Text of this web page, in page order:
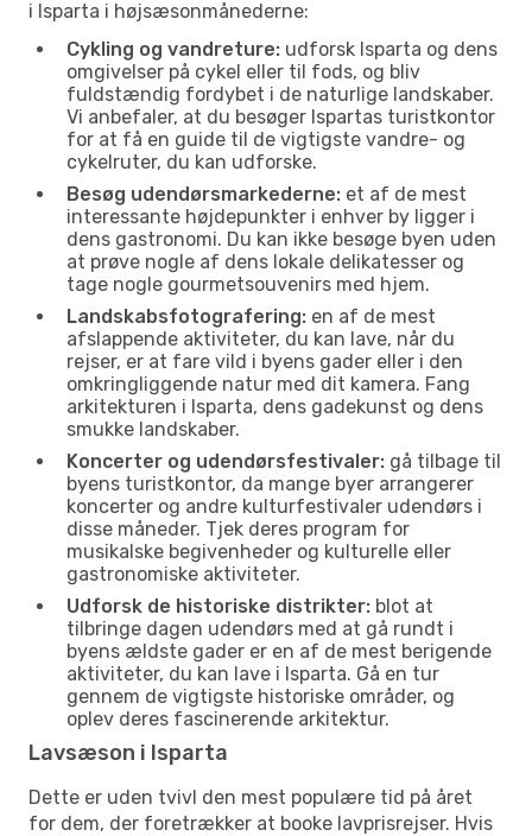
i Isparta i højsæsonmånederne:
Cykling og vandreture: udforsk Isparta og dens
omgivelser på cykel eller til fods, og bliv
fuldstændig fordybet i de naturlige landskaber.
Vi anbefaler, at du besøger Ispartas turistkontor
for at få en guide til de vigtigste vandre- og
cykelruter, du kan udforske.
Besøg udendørsmarkederne: et af de mest
interessante højdepunkter i enhver by ligger i
dens gastronomi. Du kan ikke besøge byen uden
at prøve nogle af dens lokale delikatesser og
tage nogle gourmetsouvenirs med hjem.
Landskabsfotografering: en af de mest
afslappende aktiviteter, du kan lave, når du
rejser, er at fare vild i byens gader eller i den
omkringliggende natur med dit kamera. Fang
arkitekturen i Isparta, dens gadekunst og dens
smukke landskaber.
Koncerter og udendørsfestivaler: gå tilbage til
byens turistkontor, da mange byer arrangerer
koncerter og andre kulturfestivaler udendørs i
disse måneder. Tjek deres program for
musikalske begivenheder og kulturelle eller
gastronomiske aktiviteter.
Udforsk de historiske distrikter: blot at
tilbringe dagen udendørs med at gå rundt i
byens ældste gader er en af de mest berigende
aktiviteter, du kan lave i Isparta. Gå en tur
gennem de vigtigste historiske områder, og
oplev deres fascinerende arkitektur.
Lavsæson i Isparta
Dette er uden tvivl den mest populære tid på året
for dem, der foretrækker at booke lavprisrejser. Hvis